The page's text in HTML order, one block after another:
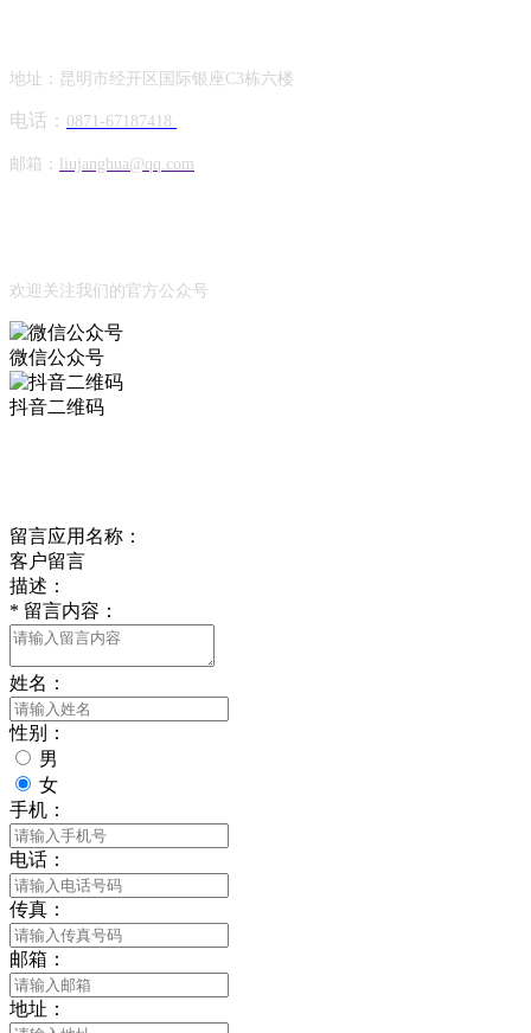
地址：昆明市经开区国际银座C3栋六楼
电话： 0871-67187418
邮箱： liujanghua@qq.com
欢迎关注我们的官方公众号
微信公众号
抖音二维码
留言应用名称：
客户留言
描述：
* 留言内容：
姓名：
性别：
男
女
手机：
电话：
传真：
邮箱：
地址：